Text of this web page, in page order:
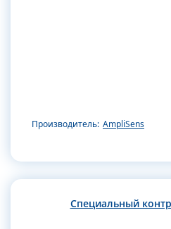
Производитель: AmpliSens
Специальный